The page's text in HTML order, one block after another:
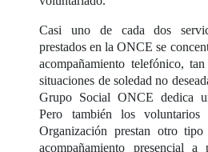
Casi uno de cada dos
prestados en la ONCE se
acompañamiento telefónico,
situaciones de soledad no
Grupo Social ONCE dedica
Pero también los
Organización prestan otro
acompañamiento presencial a